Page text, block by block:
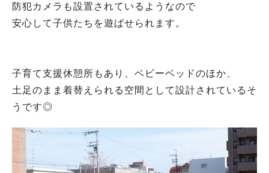
防犯カメラも設置されているようなので
安心して子供たちを遊ばせられます。
子育て支援休憩所もあり、ベビーベッドのほか、
土足のまま着替えられる空間として設計されているそ
うです◎